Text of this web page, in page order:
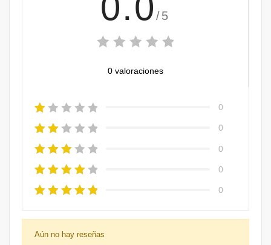
/5
0 valoraciones
0
0
0
0
0
Aún no hay reseñas